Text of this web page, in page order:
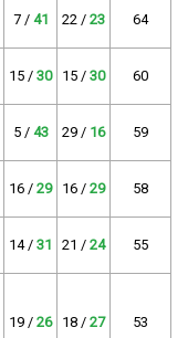
7 / 41 22 / 23 64
15 / 30 15 / 30 60
5 / 43 29 / 16 59
16 / 29 16 / 29 58
14 / 31 21 / 24 55
19 / 26 18 / 27 53